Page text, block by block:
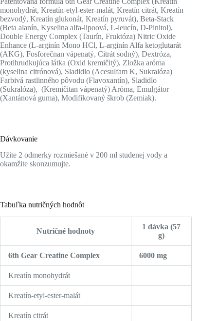
monohydrát, Kreatín-etyl-ester-malát, Kreatín citrát, Kreatín
bezvodý, Kreatín glukonát, Kreatín pyruvát), Beta-Stack
(Beta alanín, Kyselina alfa-lipoová, L-leucín, D-Pinitol),
Double Energy Complex (Taurín, Fruktóza) Nitric Oxide
Enhance (L-arginín Mono HCl, L-arginín Alfa ketoglutarát
(AKG), Fosforečnan vápenatý, Citrát sodný), Dextróza,
Protihrudkujúca látka (Oxid kremičitý), Zložka aróma
(kyselina citrónová), Sladidlo (Acesulfam K, Sukralóza)
Farbivá rastlinného pôvodu (Flavoxantín), Sladidlo
(Sukralóza), (Kremičitan vápenatý) Aróma, Emulgátor
(Xantánová guma), Modifikovaný škrob (Zemiak).
Dávkovanie
Užite 2 odmerky rozmiešané v 200 ml studenej vody a
okamžite skonzumujte.
Tabuľka nutričných hodnôt
Nutričné hodnoty
1 dávka (57
g)
6th Gear Creatine Complex 6000 mg
Kreatín monohydrát
Kreatín-etyl-ester-malát
Kreatín citrát